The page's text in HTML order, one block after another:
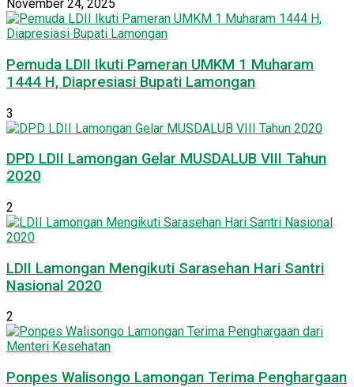
November 24, 2025
Pemuda LDII Ikuti Pameran UMKM 1 Muharam
1444 H, Diapresiasi Bupati Lamongan
3
DPD LDII Lamongan Gelar MUSDALUB VIII Tahun
2020
2
LDII Lamongan Mengikuti Sarasehan Hari Santri
Nasional 2020
2
Ponpes Walisongo Lamongan Terima Penghargaan